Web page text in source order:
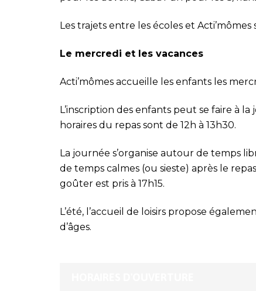
Les trajets entre les écoles et
Le mercredi et les vacances
Acti’mômes accueille les enfants les
L’inscription des enfants peut se faire à
horaires du repas sont de 12h à 13h30.
La journée s’organise autour de temps
de temps calmes (ou sieste) après le
goûter est pris à 17h15.
L’été, l’accueil de loisirs propose
d’âges.